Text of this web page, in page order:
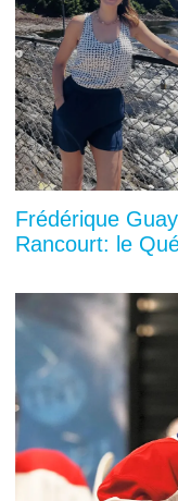
Frédérique
Rancourt: le